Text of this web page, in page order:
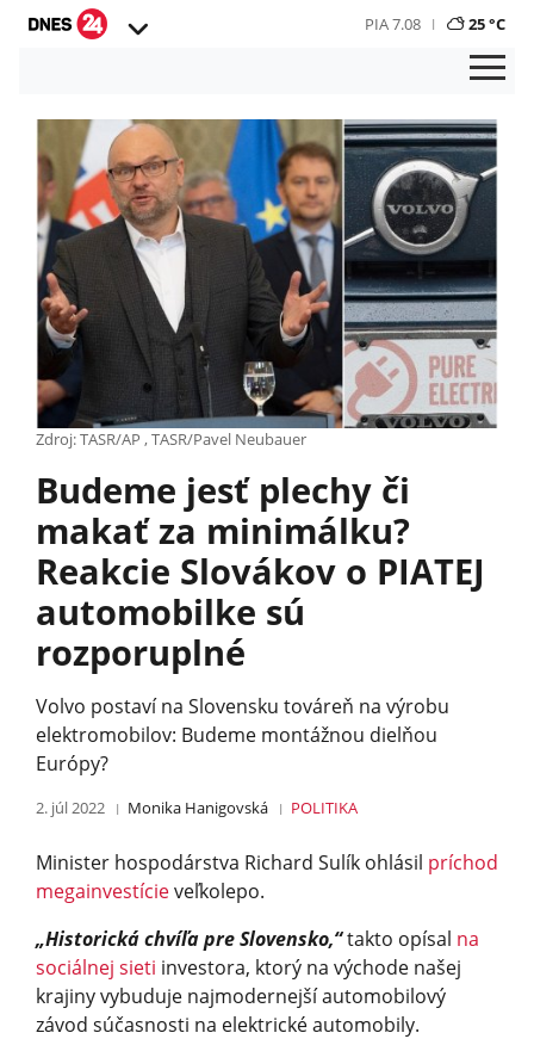
PIA 7.08 25 °C
Zdroj: TASR/AP , TASR/Pavel Neubauer
Budeme jesť plechy či
makať za minimálku?
Reakcie Slovákov o PIATEJ
automobilke sú
rozporuplné
Volvo postaví na Slovensku továreň na výrobu
elektromobilov: Budeme montážnou dielňou
Európy?
2. júl 2022 Monika Hanigovská POLITIKA
Minister hospodárstva Richard Sulík ohlásil príchod
megainvestícieveľkolepo.
„Historická chvíľa pre Slovensko,“takto opísal na
sociálnej sieti investora, ktorý na východe našej
krajiny vybuduje najmodernejší automobilový
závod súčasnosti na elektrické automobily.